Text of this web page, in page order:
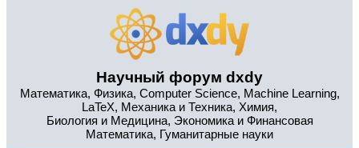
Научный форум dxdy
Математика, Физика, Computer Science, Machine Learning,
LaTeX, Механика и Техника, Химия,
Биология и Медицина, Экономика и Финансовая
Математика, Гуманитарные науки